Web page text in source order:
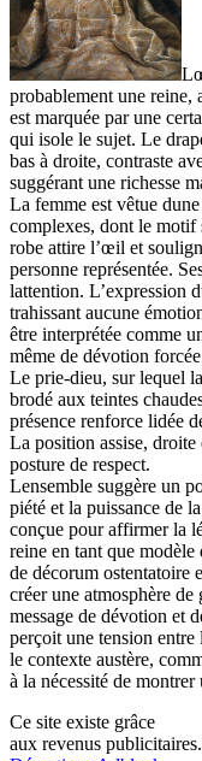
probablement une reine,
est marquée par une
qui isole le sujet. Le
bas à droite, contraste
suggérant une richesse
La femme est vêtue
complexes, dont le motif
robe attire l’œil et
personne représentée.
lattention. L’expression
trahissant aucune
être interprétée comme
même de dévotion
Le prie-dieu, sur lequel
brodé aux teintes
présence renforce lidée
La position assise,
posture de respect.
Lensemble suggère un
piété et la puissance de
conçue pour affirmer la
reine en tant que
de décorum ostentatoire
créer une atmosphère
message de dévotion et
perçoit une tension entre
le contexte austère,
à la nécessité de
Ce site existe grâce
aux revenus publicitaires.